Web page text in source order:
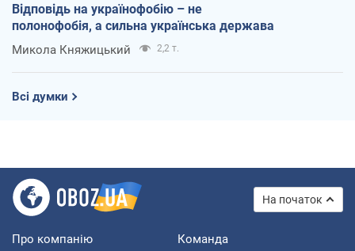
Відповідь на українофобію – не
полонофобія, а сильна українська держава
Микола Княжицький 2,2 т.
Всі думки
На початок
Про компанію Команда